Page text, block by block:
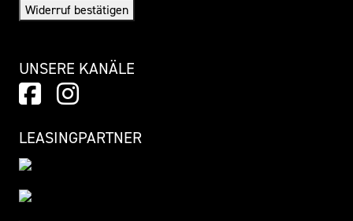
Widerruf bestätigen
UNSERE KANÄLE
LEASINGPARTNER